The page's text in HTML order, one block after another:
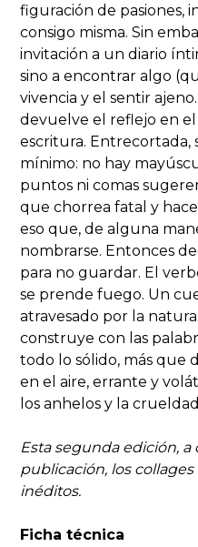
figuración de pasiones,
consigo misma. Sin
invitación a un diario
sino a encontrar algo
vivencia y el sentir
devuelve el reflejo en el
escritura. Entrecortada,
mínimo: no hay
puntos ni comas
que chorrea fatal y
eso que, de alguna
nombrarse. Entonces
para no guardar. El
se prende fuego. Un
atravesado por la
construye con las
todo lo sólido, más que
en el aire, errante y
los anhelos y la
Esta segunda edición,
publicación, los
inéditos.
Ficha técnica